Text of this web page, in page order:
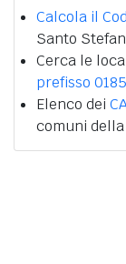
Calcola il
Santo
Cerca le
prefisso 0185
Elenco dei
comuni